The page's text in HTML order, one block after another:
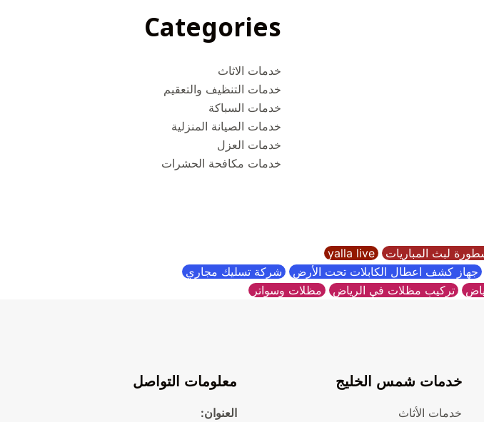
Categories
خدمات الاثاث
خدمات التنظيف والتعقيم
خدمات السباكة
خدمات الصيانة المنزلية
خدمات العزل
خدمات مكافحة الحشرات
لبث المباريات yalla live
جهاز كشف اعطال الكابلات تحت الأرض شركة تسليك مجاري
تركيب مظلات في الرياض مظلات وسواتر
خدمات شمس الخليج
خدمات الأثاث
معلومات التواصل
العنوان: